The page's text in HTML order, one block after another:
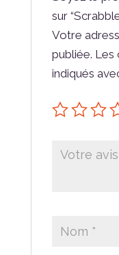
sur
Votre
publiée. Les
indiqués